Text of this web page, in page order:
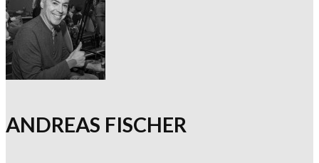
ANDREAS FISCHER